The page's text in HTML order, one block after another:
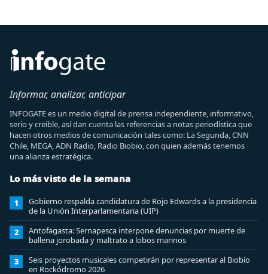
Informar, analizar, anticipar
INFOGATE es un medio digital de prensa independiente, informativo,
serio y creíble, así dan cuenta las referencias a notas periodística que
hacen otros medios de comunicación tales como: La Segunda, CNN
Chile, MEGA, ADN Radio, Radio Biobio, con quien además tenemos
una alianza estratégica.
Lo más visto de la semana
1
Gobierno respalda candidatura de Rojo Edwards a la presidencia
de la Unión Interparlamentaria (UIP)
2
Antofagasta: Sernapesca interpone denuncias por muerte de
ballena jorobada y maltrato a lobos marinos
3
Seis proyectos musicales competirán por representar al Biobío
en Rockódromo 2026